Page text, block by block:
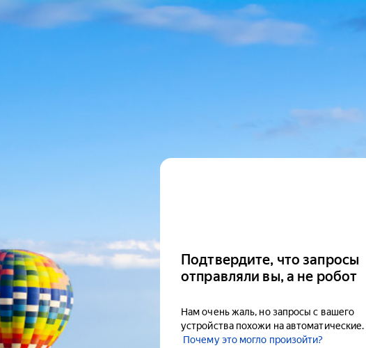
Подтвердите, что запросы
отправляли вы, а не робот
Нам очень жаль, но запросы с вашего
устройства похожи на автоматические.
Почему это могло произойти?